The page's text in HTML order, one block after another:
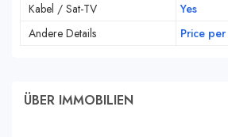
Kabel / Sat-TV
Yes
Andere Details
Price
ÜBER IMMOBILIEN